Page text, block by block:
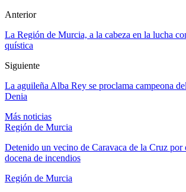
Anterior
La Región de Murcia, a la cabeza en la lucha
quística
Siguiente
La aguileña Alba Rey se proclama campeona
Denia
Más noticias
Región de Murcia
Detenido un vecino de Caravaca de la Cruz por
docena de incendios
Región de Murcia